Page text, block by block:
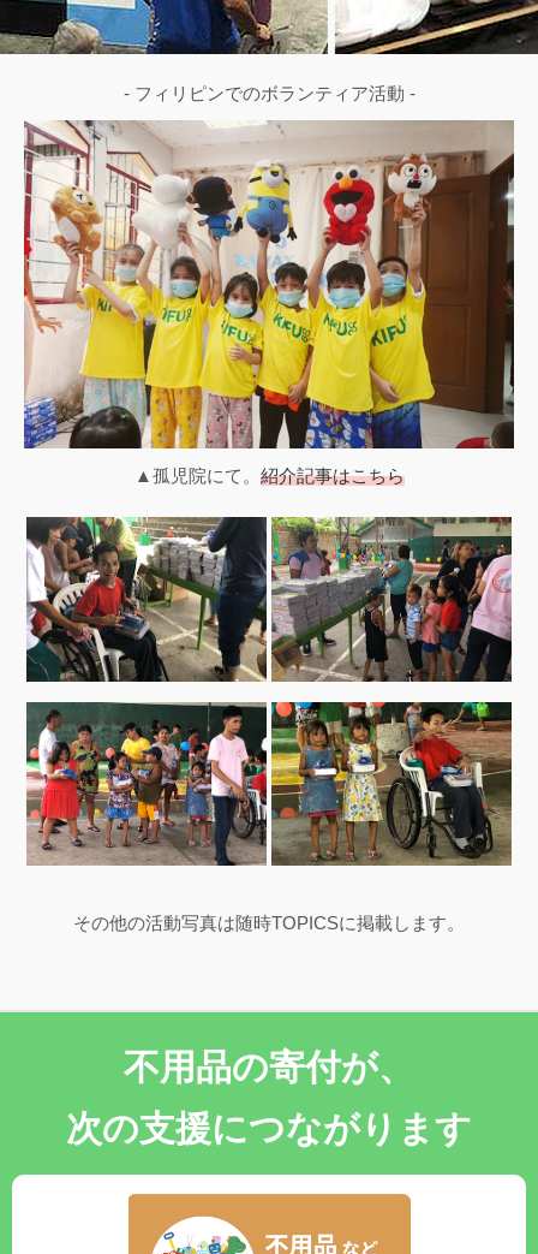
- フィリピンでのボランティア活動 -
▲孤児院にて。 紹介記事はこちら
その他の活動写真は随時TOPICSに掲載します。
不用品の寄付が、
次の支援につながります